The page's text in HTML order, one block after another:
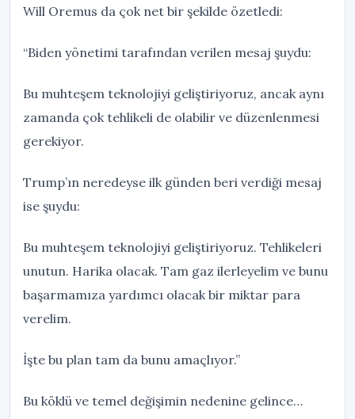
Will Oremus da çok net bir şekilde özetledi:
“Biden yönetimi tarafından verilen mesaj şuydu:
Bu muhteşem teknolojiyi geliştiriyoruz, ancak aynı
zamanda çok tehlikeli de olabilir ve düzenlenmesi
gerekiyor.
Trump’ın neredeyse ilk günden beri verdiği mesaj
ise şuydu:
Bu muhteşem teknolojiyi geliştiriyoruz. Tehlikeleri
unutun. Harika olacak. Tam gaz ilerleyelim ve bunu
başarmamıza yardımcı olacak bir miktar para
verelim.
İşte bu plan tam da bunu amaçlıyor.”
Bu köklü ve temel değişimin nedenine gelince…